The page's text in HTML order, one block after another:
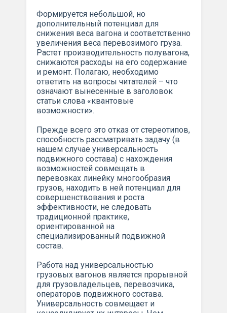
Формируется небольшой, но
дополнительный потенциал для
снижения веса вагона и соответственно
увеличения веса перевозимого груза.
Растет производительность полувагона,
снижаются расходы на его содержание
и ремонт. Полагаю, необходимо
ответить на вопросы читателей – что
означают вынесенные в заголовок
статьи слова «квантовые
возможности».
Прежде всего это отказ от стереотипов,
способность рассматривать задачу (в
нашем случае универсальность
подвижного состава) с нахождения
возможностей совмещать в
перевозках линейку многообразия
грузов, находить в ней потенциал для
совершенствования и роста
эффективности, не следовать
традиционной практике,
ориентированной на
специализированный подвижной
состав.
Работа над универсальностью
грузовых вагонов является прорывной
для грузовладельцев, перевозчика,
операторов подвижного состава.
Универсальность совмещает и